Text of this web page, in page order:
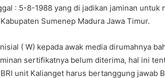
: 5-8-1988 yang di jadikan jaminan untuk
Sumenep Madura Jawa Timur.
( W) kepada awak media dirumahnya
sertifikatnya belum diterima, hal ini
unit Kalianget harus bertanggung jawab